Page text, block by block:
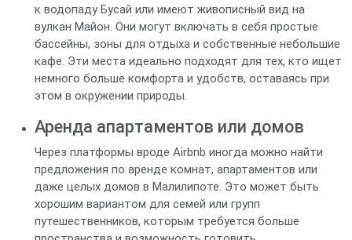
к водопаду Бусай или имеют живописный вид на
вулкан Майон. Они могут включать в себя простые
бассейны, зоны для отдыха и собственные небольшие
кафе. Эти места идеально подходят для тех, кто ищет
немного больше комфорта и удобств, оставаясь при
этом в окружении природы.
Аренда апартаментов или домов
Через платформы вроде Airbnb иногда можно найти
предложения по аренде комнат, апартаментов или
даже целых домов в Малилипоте. Это может быть
хорошим вариантом для семей или групп
путешественников, которым требуется больше